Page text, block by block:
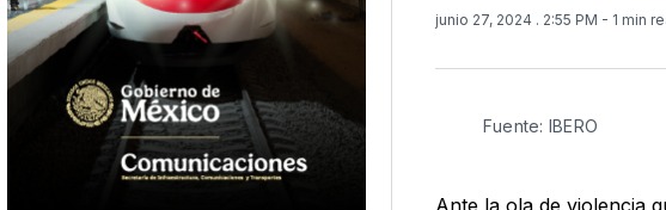
junio 27, 2024 . 2:55 PM - 1 min
Fuente: IBERO
Ante la ola de violencia